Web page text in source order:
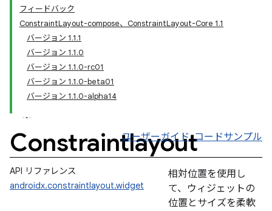
フィードバック
ConstraintLayout-compose、ConstraintLayout-Core 1.1
バージョン 1.1.1
バージョン 1.1.0
バージョン 1.1.0-rc01
バージョン 1.1.0-beta01
バージョン 1.1.0-alpha14
Constraintlayout
ユーザーガイド コードサンプル
API リファレンス
androidx.constraintlayout.widget
相対位置を使用し
て、ウィジェットの
位置とサイズを柔軟